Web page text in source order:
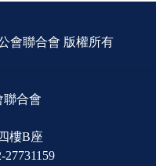
會聯合會 版權所有
聯合會
樓B座